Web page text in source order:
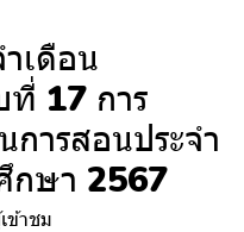
เดือน
17 การ
การสอนประจำ
กษา 2567
ข้าชม